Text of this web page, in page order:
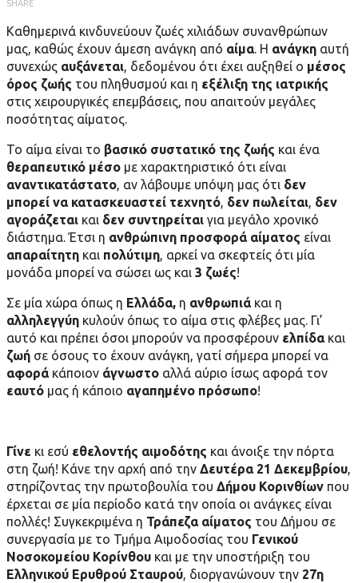
SHARE
Καθημερινά κινδυνεύουν ζωές χιλιάδων συνανθρώπων
μας, καθώς έχουν άμεση ανάγκη από αίμα. Η ανάγκη αυτή
συνεχώς αυξάνεται, δεδομένου ότι έχει αυξηθεί ο μέσος
όρος ζωής του πληθυσμού και η εξέλιξη της ιατρικής
στις χειρουργικές επεμβάσεις, που απαιτούν μεγάλες
ποσότητας αίματος.
Το αίμα είναι το βασικό συστατικό της ζωής και ένα
θεραπευτικό μέσο με χαρακτηριστικό ότι είναι
αναντικατάστατο, αν λάβουμε υπόψη μας ότι δεν
μπορεί να κατασκευαστεί τεχνητό, δεν πωλείται, δεν
αγοράζεται και δεν συντηρείται για μεγάλο χρονικό
διάστημα. Έτσι η ανθρώπινη προσφορά αίματος είναι
απαραίτητη και πολύτιμη, αρκεί να σκεφτείς ότι μία
μονάδα μπορεί να σώσει ως και 3 ζωές!
Σε μία χώρα όπως η Ελλάδα, η ανθρωπιάκαι η
αλληλεγγύη κυλoύν όπως το αίμα στις φλέβες μας. Γι’
αυτό και πρέπει όσοι μπορούν να προσφέρουν ελπίδακαι
ζωή σε όσους το έχουν ανάγκη, γατί σήμερα μπορεί να
αφοράκάποιον άγνωστο αλλά αύριο ίσως αφορά τον
εαυτό μας ή κάποιο αγαπημένο πρόσωπο!
Γίνε κι εσύ εθελοντής αιμοδότης και άνοιξε την πόρτα
στη ζωή! Κάνε την αρχή από την Δευτέρα 21 Δεκεμβρίου,
στηρίζοντας την πρωτοβουλία του Δήμου Κορινθίων που
έρχεται σε μία περίοδο κατά την οποία οι ανάγκες είναι
πολλές! Συγκεκριμένα η Τράπεζα αίματος του Δήμου σε
συνεργασία με το Τμήμα Αιμοδοσίας του Γενικού
Νοσοκομείου Κορίνθου και με την υποστήριξη του
Ελληνικού Ερυθρού Σταυρού, διοργανώνουν την 27η